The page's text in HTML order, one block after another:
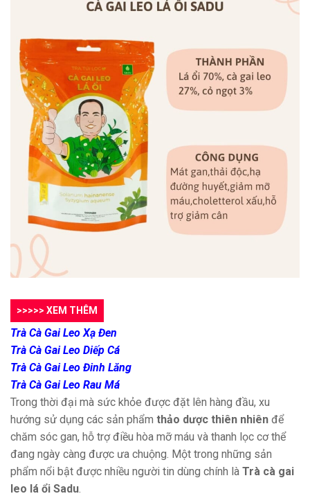
>>>>> XEM THÊM
Trà Cà Gai Leo Xạ Đen
Trà Cà Gai Leo Diếp Cá
Trà Cà Gai Leo Đinh Lăng
Trà Cà Gai Leo Rau Má
Trong thời đại mà sức khỏe được đặt lên hàng đầu, xu
hướng sử dụng các sản phẩm thảo dược thiên nhiên để
chăm sóc gan, hỗ trợ điều hòa mỡ máu và thanh lọc cơ thể
đang ngày càng được ưa chuộng. Một trong những sản
phẩm nổi bật được nhiều người tin dùng chính là Trà cà gai
leo lá ổi Sadu.